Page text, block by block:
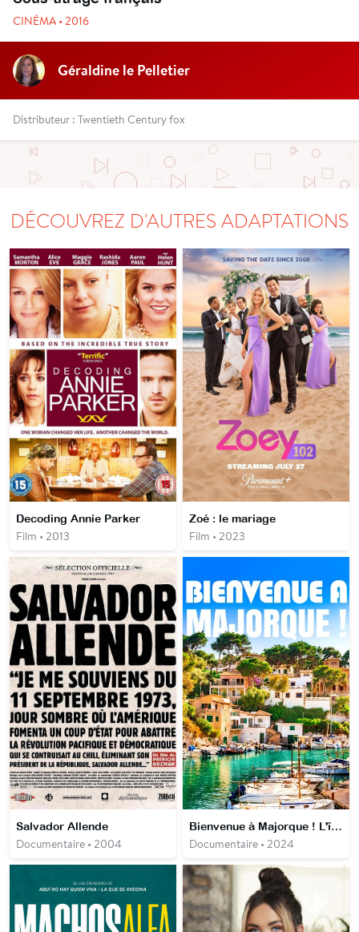
CINÉMA • 2016
Géraldine le Pelletier
Distributeur : Twentieth Century fox
DÉCOUVREZ D'AUTRES ADAPTATIONS
Decoding Annie Parker
Film • 2013
Zoé : le mariage
Film • 2023
Salvador Allende
Documentaire • 2004
Bienvenue à Majorque ! L'île de la nostalgie
Documentaire • 2024